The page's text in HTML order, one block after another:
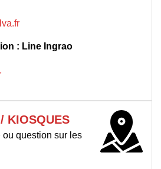
: Line Ingrao
KIOSQUES
ou question sur les